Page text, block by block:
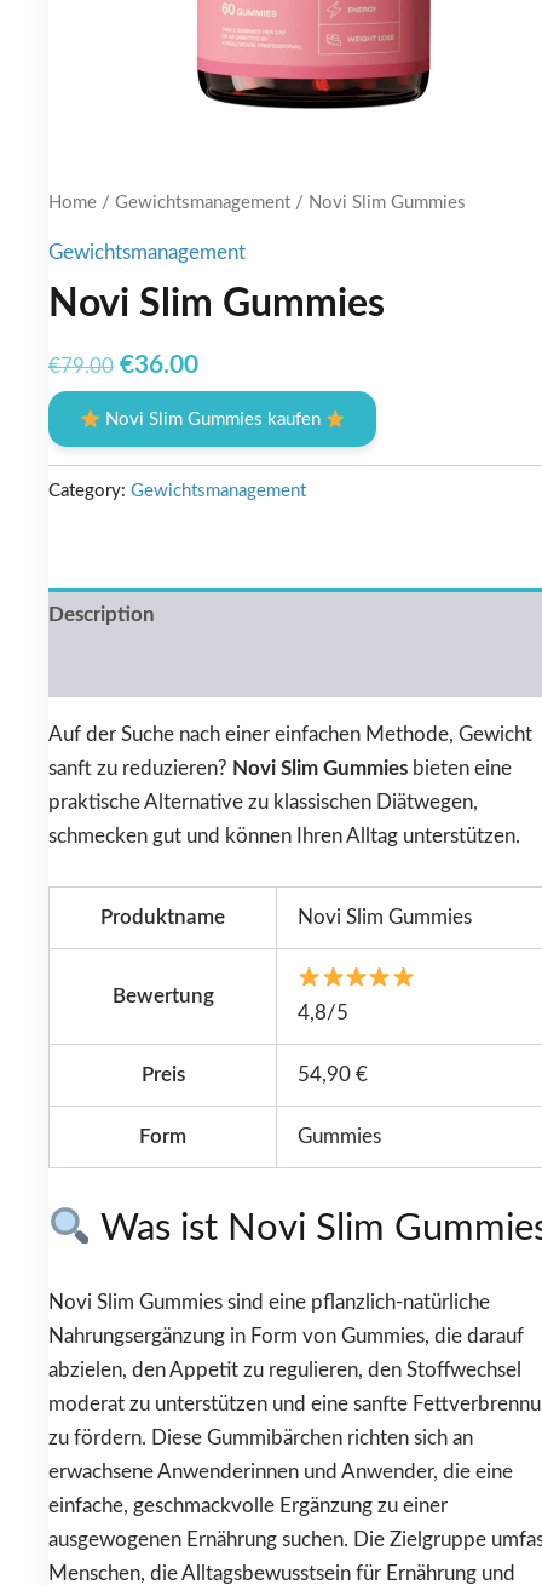
Home / Gewichtsmanagement / Novi Slim Gummies
Gewichtsmanagement
Novi Slim Gummies
€79.00 Original
was:
€79.00.
€36.00Current
is:
€36.00.
Novi Slim Gummies kaufen
Category: Gewichtsmanagement
Description
Auf der Suche nach einer einfachen Methode, Gewicht
sanft zu reduzieren? Novi Slim Gummies bieten eine
praktische Alternative zu klassischen Diätwegen,
schmecken gut und können Ihren Alltag unterstützen.
Produktname Novi Slim Gummies
Bewertung
4,8/5
Preis 54,90 €
Form Gummies
Was ist Novi Slim
Novi Slim Gummies sind eine pflanzlich-natürliche
Nahrungsergänzung in Form von Gummies, die darauf
abzielen, den Appetit zu regulieren, den Stoffwechsel
moderat zu unterstützen und eine sanfte
zu fördern. Diese Gummibärchen richten sich an
erwachsene Anwenderinnen und Anwender, die eine
einfache, geschmackvolle Ergänzung zu einer
ausgewogenen Ernährung suchen. Die Zielgruppe
Menschen, die Alltagsbewusstsein für Ernährung und